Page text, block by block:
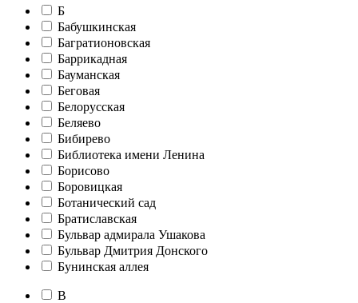
Б
Бабушкинская
Багратионовская
Баррикадная
Бауманская
Беговая
Белорусская
Беляево
Бибирево
Библиотека имени Ленина
Борисово
Боровицкая
Ботанический сад
Братиславская
Бульвар адмирала Ушакова
Бульвар Дмитрия Донского
Бунинская аллея
В